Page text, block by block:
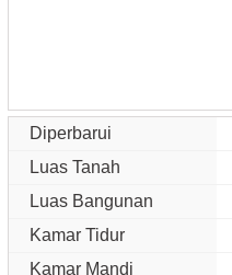
Diperbarui
Luas Tanah
Luas Bangunan
Kamar Tidur
Kamar Mandi